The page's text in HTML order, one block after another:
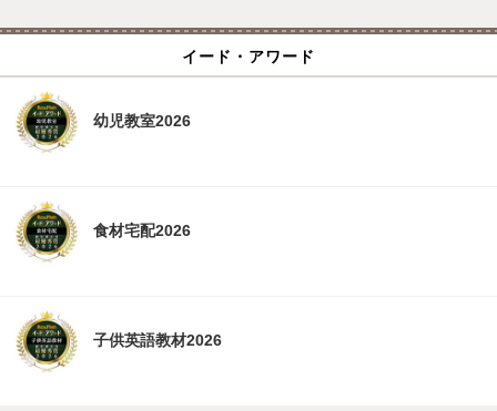
イード・アワード
幼児教室2026
食材宅配2026
子供英語教材2026